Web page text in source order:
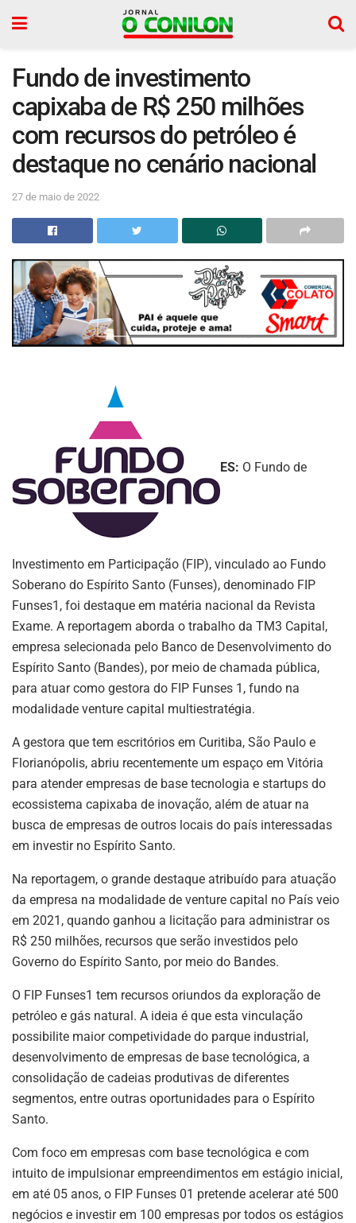
Fundo de investimento
capixaba de R$ 250 milhões
com recursos do petróleo é
destaque no cenário nacional
27 de maio de 2022
ES: O Fundo de
Investimento em Participação (FIP), vinculado ao Fundo
Soberano do Espírito Santo (Funses), denominado FIP
Funses1, foi destaque em matéria nacional da Revista
Exame. A reportagem aborda o trabalho da TM3 Capital,
empresa selecionada pelo Banco de Desenvolvimento do
Espírito Santo (Bandes), por meio de chamada pública,
para atuar como gestora do FIP Funses 1, fundo na
modalidade venture capital multiestratégia.
A gestora que tem escritórios em Curitiba, São Paulo e
Florianópolis, abriu recentemente um espaço em Vitória
para atender empresas de base tecnologia e startups do
ecossistema capixaba de inovação, além de atuar na
busca de empresas de outros locais do país interessadas
em investir no Espírito Santo.
Na reportagem, o grande destaque atribuído para atuação
da empresa na modalidade de venture capital no País veio
em 2021, quando ganhou a licitação para administrar os
R$ 250 milhões, recursos que serão investidos pelo
Governo do Espírito Santo, por meio do Bandes.
O FIP Funses1 tem recursos oriundos da exploração de
petróleo e gás natural. A ideia é que esta vinculação
possibilite maior competividade do parque industrial,
desenvolvimento de empresas de base tecnológica, a
consolidação de cadeias produtivas de diferentes
segmentos, entre outras oportunidades para o Espírito
Santo.
Com foco em empresas com base tecnológica e com
intuito de impulsionar empreendimentos em estágio inicial,
em até 05 anos, o FIP Funses 01 pretende acelerar até 500
negócios e investir em 100 empresas por todos os estágios